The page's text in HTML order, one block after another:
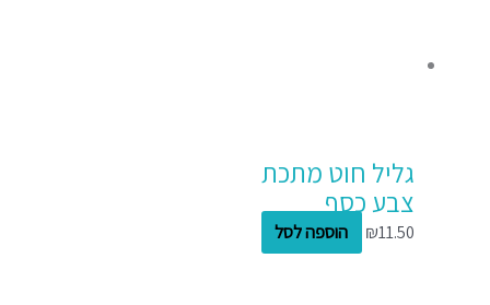
גליל חוט מתכת
צבע כסף
₪11.50 הוספה לסל